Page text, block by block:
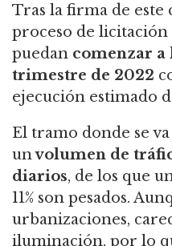
Tras la firma de
proceso de licitación
puedan comenzar
trimestre de 2022
ejecución estimado
El tramo donde se
unvolumen de
diarios, de los que
11% son pesados.
urbanizaciones,
iluminación, por lo